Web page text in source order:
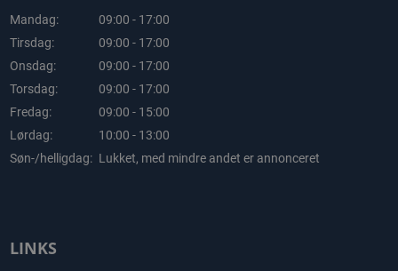
Mandag:
09:00 - 17:00
Tirsdag:
09:00 - 17:00
Onsdag:
09:00 - 17:00
Torsdag:
09:00 - 17:00
Fredag:
09:00 - 15:00
Lørdag:
10:00 - 13:00
Søn-/helligdag: Lukket, med mindre andet er annonceret
LINKS